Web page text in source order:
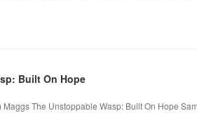
Built On Hope
The Unstoppable Wasp: Built On Hope